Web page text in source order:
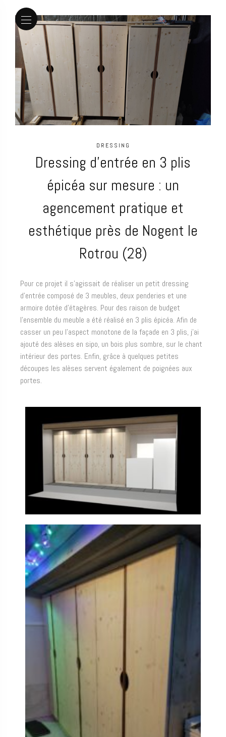
DRESSING
Dressing d’entrée en 3 plis
épicéa sur mesure : un
agencement pratique et
esthétique près de Nogent le
Rotrou (28)
Pour ce projet il s’agissait de réaliser un petit dressing
d’entrée composé de 3 meubles, deux penderies et une
armoire dotée d’étagères. Pour des raison de budget
l’ensemble du meuble a été réalisé en 3 plis épicéa. Afin de
casser un peu l’aspect monotone de la façade en 3 plis, j’ai
ajouté des alèses en sipo, un bois plus sombre, sur le chant
intérieur des portes. Enfin, grâce à quelques petites
découpes les alèses servent également de poignées aux
portes.